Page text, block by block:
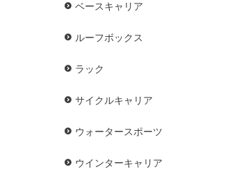
ベースキャリア
ルーフボックス
ラック
サイクルキャリア
ウォータースポーツ
ウインターキャリア